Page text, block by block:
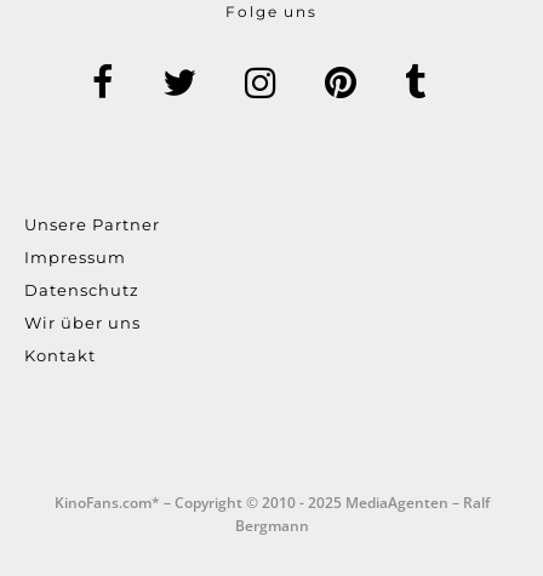
Folge uns
Unsere Partner
Impressum
Datenschutz
Wir über uns
Kontakt
KinoFans.com* – Copyright © 2010 - 2025 MediaAgenten – Ralf
Bergmann